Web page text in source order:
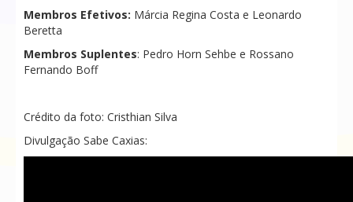
Membros Efetivos: Márcia Regina Costa e Leonardo
Beretta
Membros Suplentes: Pedro Horn Sehbe e Rossano
Fernando Boff
Crédito da foto: Cristhian Silva
Divulgação Sabe Caxias: